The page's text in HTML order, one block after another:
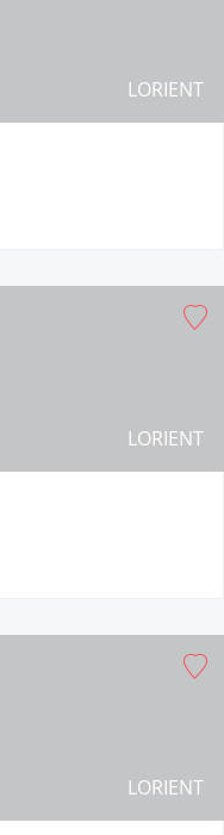
LORIENT
LORIENT
LORIENT